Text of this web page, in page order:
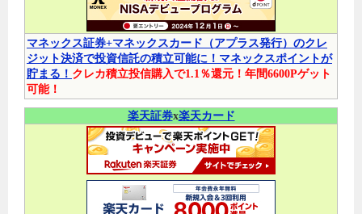
マネックス証券+マネックスカード（アプラス発行）のクレ
ジット決済で投資信託の積立可能に！マネックスポイントが
貯まる！ クレカ積立投信購入で1.1％還元！年間6600Pゲット
可能！
楽天証券x楽天カード